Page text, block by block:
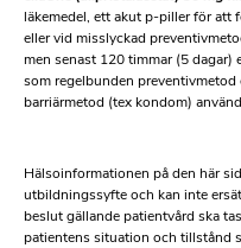
läkemedel, ett akut p-piller för att
eller vid misslyckad
men senast 120 timmar (5 dagar)
som regelbunden
barriärmetod (tex kondom)
Hälsoinformationen på den här
utbildningssyfte och kan inte
beslut gällande patientvård ska
patientens situation och tillstånd